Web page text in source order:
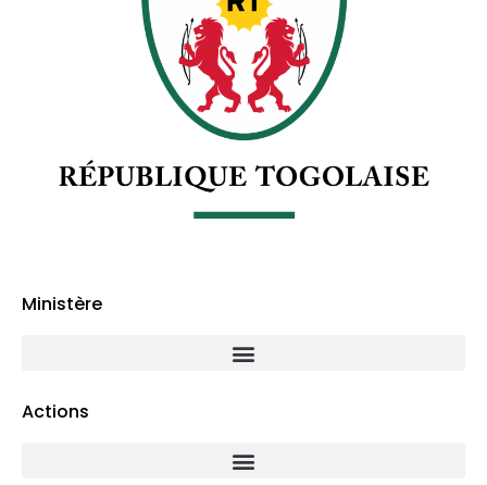
Ministère
Actions